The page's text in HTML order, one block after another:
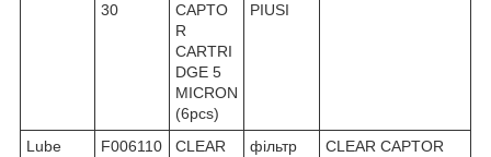
30
CAPTO
R
CARTRI
DGE 5
MICRON
(6pcs)
PIUSI
Lube
F006110
CLEAR
фільтр
CLEAR CAPTOR